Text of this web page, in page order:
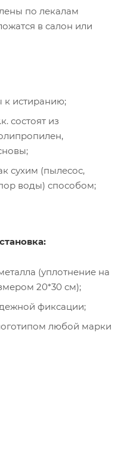
по лекалам
в салон или
к истиранию;
состоят из
сухим (пылесос,
воды) способом;
(уплотнение на
20*30 см);
фиксации;
любой марки